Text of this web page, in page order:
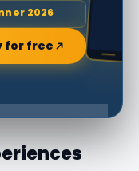
2026
for free